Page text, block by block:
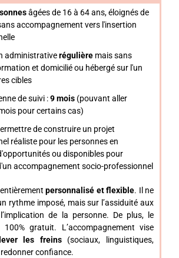
âgées de 16 à 64 ans, éloignés de
accompagnement vers l'insertion
administrativerégulière mais sans
et domicilié ou hébergé sur l'un
cibles
de suivi :9 mois (pouvant aller
pour certains cas)
de construire un projet
réaliste pour les personnes en
ou disponibles pour
accompagnement socio-professionnel
personnalisé et flexible. Il ne
rythme imposé, mais sur l’assiduité aux
de la personne. De plus, le
gratuit. L’accompagnement vise
lever les freins(sociaux, linguistiques,
confiance.